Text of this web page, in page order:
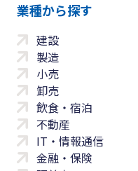
業種から探す
建設
製造
小売
卸売
飲食・宿泊
不動産
IT・情報通信
金融・保険